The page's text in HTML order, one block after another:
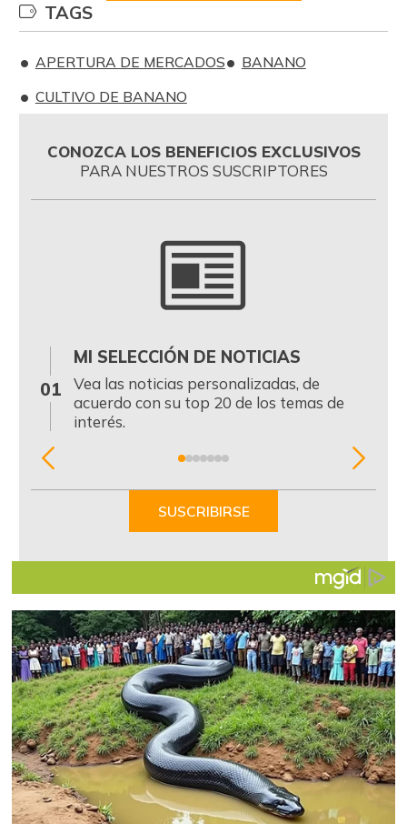
TAGS
APERTURA DE MERCADOS
BANANO
CULTIVO DE BANANO
CONOZCA LOS BENEFICIOS EXCLUSIVOS
PARA NUESTROS SUSCRIPTORES
01
MI SELECCIÓN DE NOTICIAS
Vea las noticias personalizadas, de
acuerdo con su top 20 de los temas de
interés.
Item
SUSCRIBIRSE